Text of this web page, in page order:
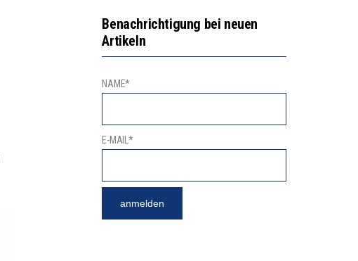
Benachrichtigung bei neuen
Artikeln
NAME*
E-MAIL*